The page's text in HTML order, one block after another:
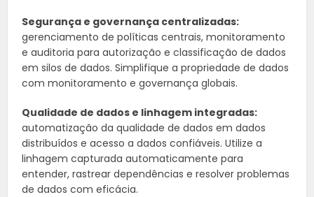
Segurança e governança centralizadas:
gerenciamento de políticas centrais, monitoramento
e auditoria para autorização e classificação de dados
em silos de dados. Simplifique a propriedade de dados
com monitoramento e governança globais.
Qualidade de dados e linhagem integradas:
automatização da qualidade de dados em dados
distribuídos e acesso a dados confiáveis. Utilize a
linhagem capturada automaticamente para
entender, rastrear dependências e resolver problemas
de dados com eficácia.